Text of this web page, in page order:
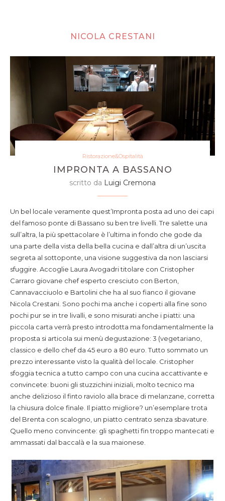
NICOLA CRESTANI
Ristorazione&Ospitalità
IMPRONTA A BASSANO
scritto da Luigi Cremona
Un bel locale veramente quest’Impronta posta ad uno dei capi
del famoso ponte di Bassano su ben tre livelli. Tre salette una
sull’altra, la più spettacolare è l’ultima in fondo che gode da
una parte della vista della bella cucina e dall’altra di un’uscita
segreta al sottoponte, una visione suggestiva da non lasciarsi
sfuggire. Accoglie Laura Avogadri titolare con Cristopher
Carraro giovane chef esperto cresciuto con Berton,
Cannavacciuolo e Bartolini che ha al suo fianco il giovane
Nicola Crestani. Sono pochi ma anche i coperti alla fine sono
pochi pur se in tre livalli, e sono misurati anche i piatti: una
piccola carta verrà presto introdotta ma fondamentalmente la
proposta si articola sui menù degustazione: 3 (vegetariano,
classico e dello chef da 45 euro a 80 euro. Tutto sommato un
prezzo interessante visto la qualità del locale. Cristopher
sfoggia tecnica a tutto campo con una cucina accattivante e
convincete: buoni gli stuzzichini iniziali, molto tecnico ma
anche delizioso il finto raviolo alla brace di melanzane, corretta
la chiusura dolce finale. Il piatto migliore? un’esemplare trota
del Brenta con scalogno, un piatto centrato senza sbavature.
Quello meno convincente: gli spaghetti fin troppo mantecati e
ammassati dal baccalà e la sua maionese.